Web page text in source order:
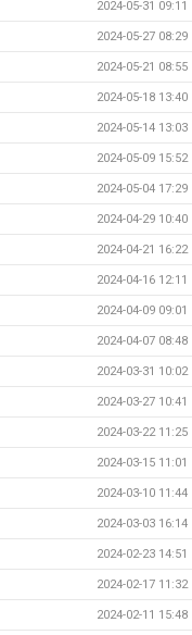
2024-05-31 09:11
2024-05-27 08:29
2024-05-21 08:55
2024-05-18 13:40
2024-05-14 13:03
2024-05-09 15:52
2024-05-04 17:29
2024-04-29 10:40
2024-04-21 16:22
2024-04-16 12:11
2024-04-09 09:01
2024-04-07 08:48
2024-03-31 10:02
2024-03-27 10:41
2024-03-22 11:25
2024-03-15 11:01
2024-03-10 11:44
2024-03-03 16:14
2024-02-23 14:51
2024-02-17 11:32
2024-02-11 15:48